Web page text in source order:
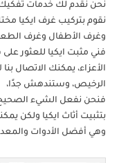
نحن نقدم لك خدمات تفكيك
نقوم بتركيب غرف ايكيا
وغرف الأطفال وغرف
فني مثبت ايكيا للعثور
الأعزاء، يمكنك الاتصال
الرخيص، وستندهش جدًا،
فنحن نفعل الشيء الصحيح
بتثبيت أثاث ايكيا ولكن
وهي أفضل الأدوات